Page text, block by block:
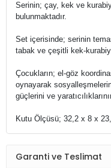
Serinin; çay, kek ve
bulunmaktadır.
Set içerisinde; serinin
tabak ve çeşitli kek-
Çocukların; el-göz
oynayarak
güçlerini ve
Kutu Ölçüsü; 32,2 x 8 x
Garanti ve Teslimat